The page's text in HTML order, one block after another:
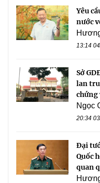
Yêu
nước
13:14
Sở
lan
chứng
Ngọc
20:34
Đại
Quốc
quan